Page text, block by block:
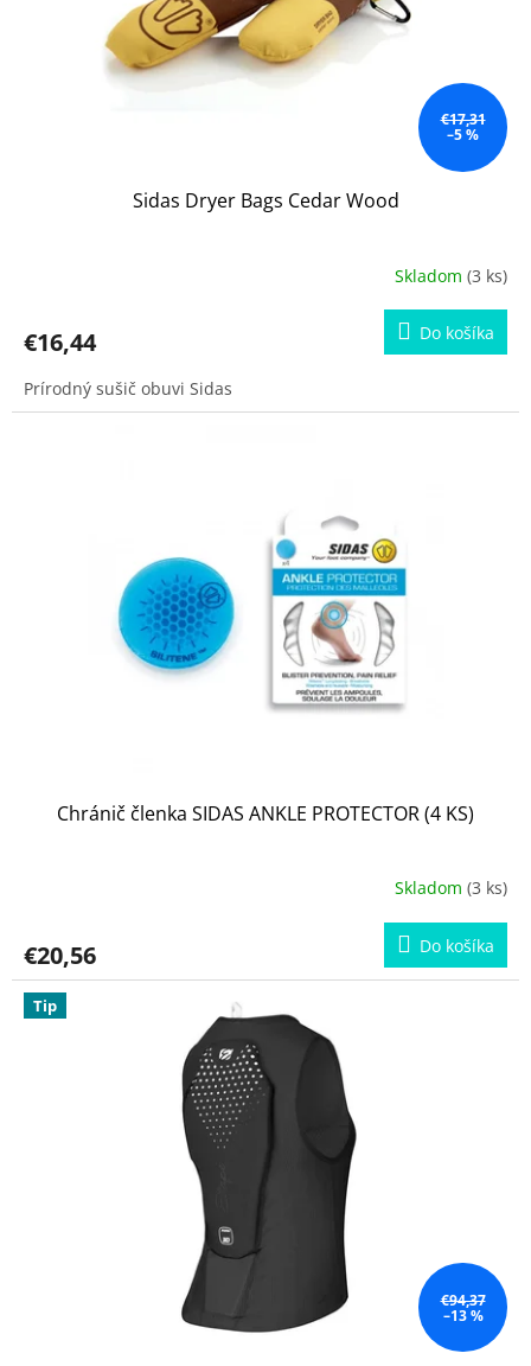
€17,31
–5 %
Sidas Dryer Bags Cedar Wood
Skladom (3 ks)
€16,44 Do košíka
Prírodný sušič obuvi Sidas
Chránič členka SIDAS ANKLE PROTECTOR (4 KS)
Skladom (3 ks)
€20,56 Do košíka
Tip
€94,37
–13 %